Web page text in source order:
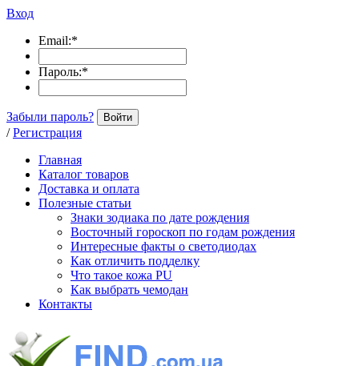
Вход
Email:*
Пароль:*
Забыли пароль? Войти
/ Регистрация
Главная
Каталог товаров
Доставка и оплата
Полезные статьи
Знаки зодиака по дате рождения
Восточный гороскоп по годам рождения
Интересные факты о светодиодах
Как отличить подделку
Что такое кожа PU
Как выбрать чемодан
Контакты